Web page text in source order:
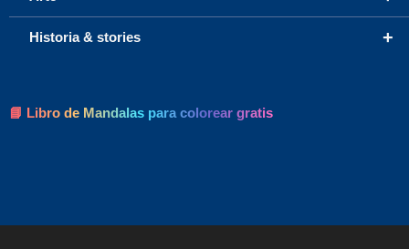
+
Historia & stories
📘 Libro de Mandalas para colorear gratis